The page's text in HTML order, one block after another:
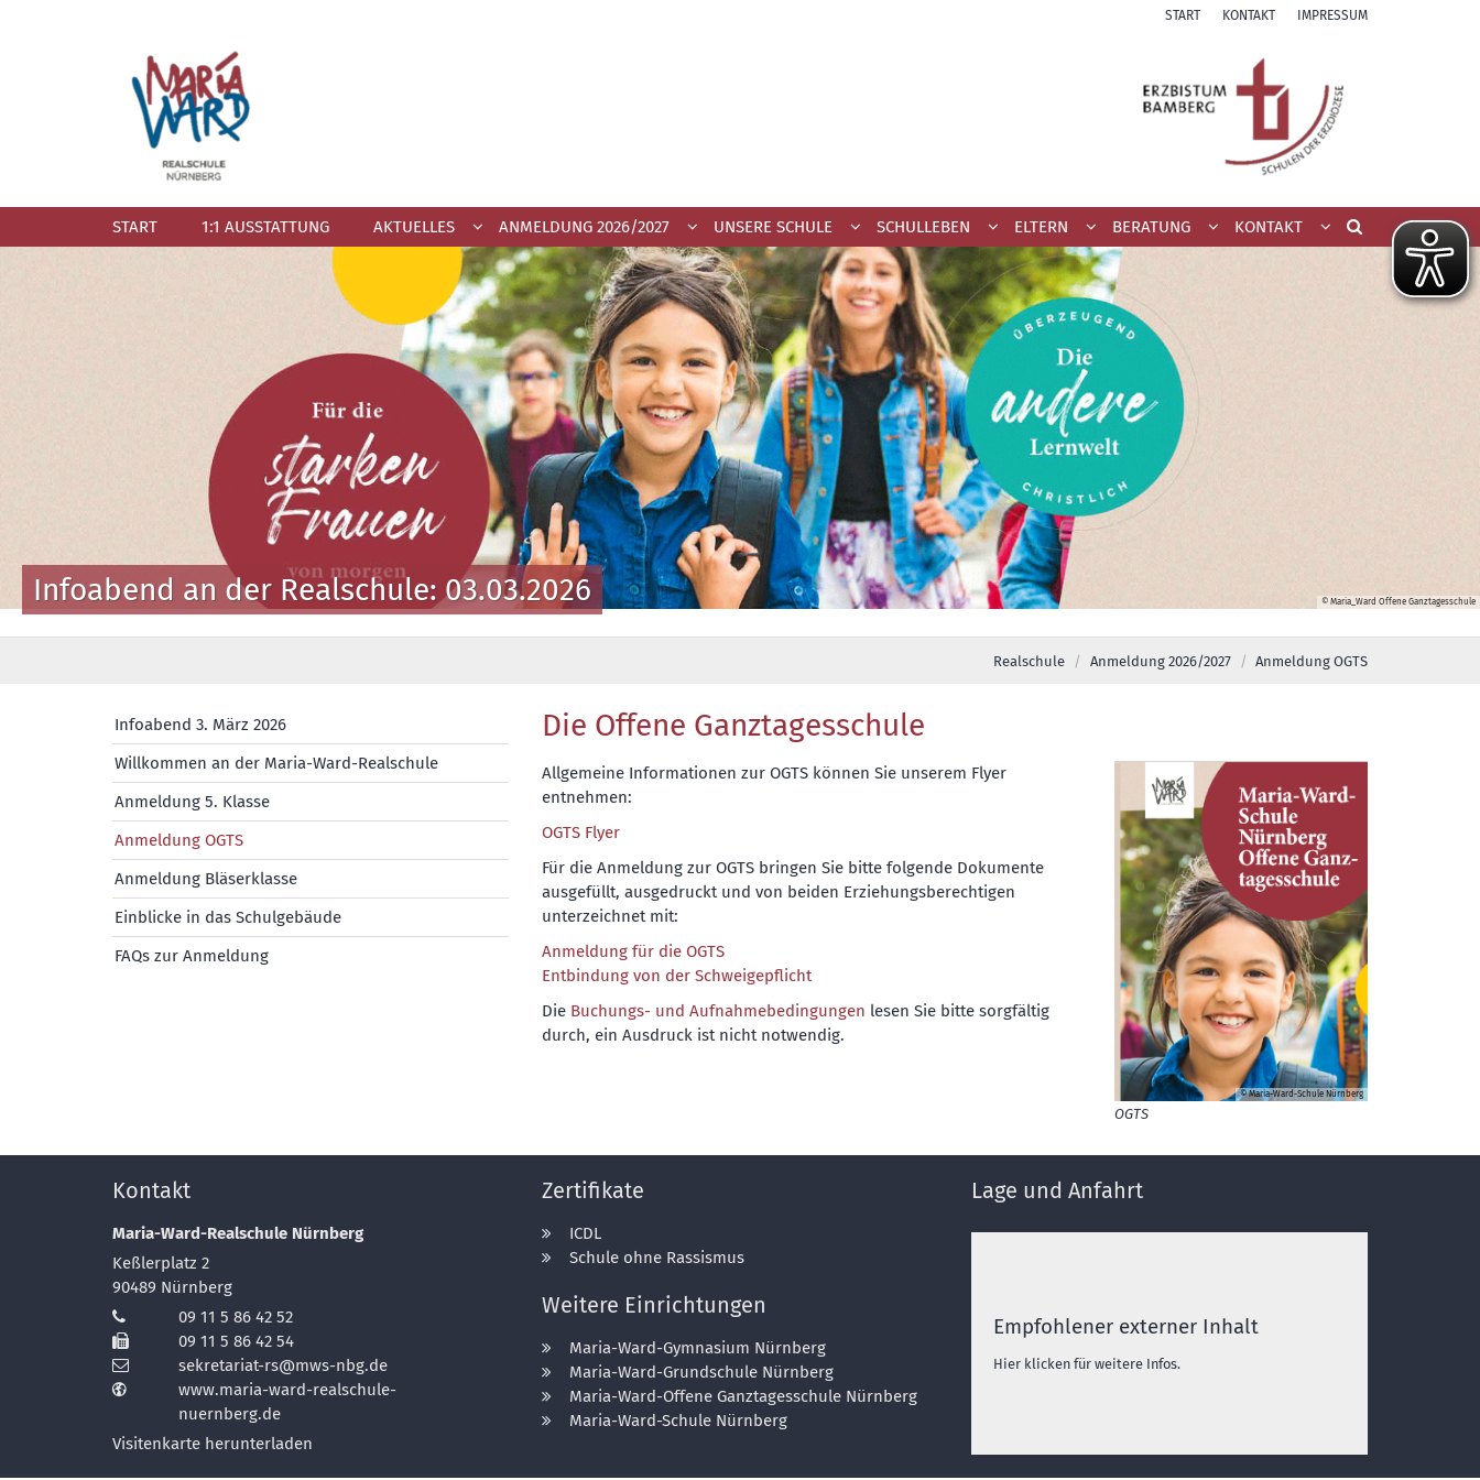
START KONTAKT IMPRESSUM
START 1:1 AUSSTATTUNG AKTUELLES ANMELDUNG 2026/2027 UNSERE SCHULE SCHULLEBEN ELTERN BERATUNG KONTAKT
© Maria_Ward Offene Ganztagesschule
Infoabend an der Realschule: 03.03.2026
Realschule Anmeldung 2026/2027 Anmeldung OGTS
Die Offene Ganztagesschule
© Maria-Ward-Schule Nürnberg
OGTS
Allgemeine Informationen zur OGTS können Sie unserem Flyer
entnehmen:
OGTS Flyer
Für die Anmeldung zur OGTS bringen Sie bitte folgende Dokumente
ausgefüllt, ausgedruckt und von beiden Erziehungsberechtigen
unterzeichnet mit:
Anmeldung für die OGTS
Entbindung von der Schweigepflicht
Die Buchungs- und Aufnahmebedingungen lesen Sie bitte sorgfältig
durch, ein Ausdruck ist nicht notwendig.
Infoabend 3. März 2026
Willkommen an der Maria-Ward-Realschule
Anmeldung 5. Klasse
Anmeldung OGTS
Anmeldung Bläserklasse
Einblicke in das Schulgebäude
FAQs zur Anmeldung
Kontakt
Maria-Ward-Realschule Nürnberg
Keßlerplatz 2
90489 Nürnberg
09 11 5 86 42 52
09 11 5 86 42 54
sekretariat-rs@mws-nbg.de
www.maria-ward-realschule-
nuernberg.de
Visitenkarte herunterladen
Zertifikate
ICDL
Schule ohne Rassismus
Weitere Einrichtungen
Maria-Ward-Gymnasium Nürnberg
Maria-Ward-Grundschule Nürnberg
Maria-Ward-Offene Ganztagesschule Nürnberg
Maria-Ward-Schule Nürnberg
Lage und Anfahrt
Empfohlener externer Inhalt
Hier klicken für weitere Infos.